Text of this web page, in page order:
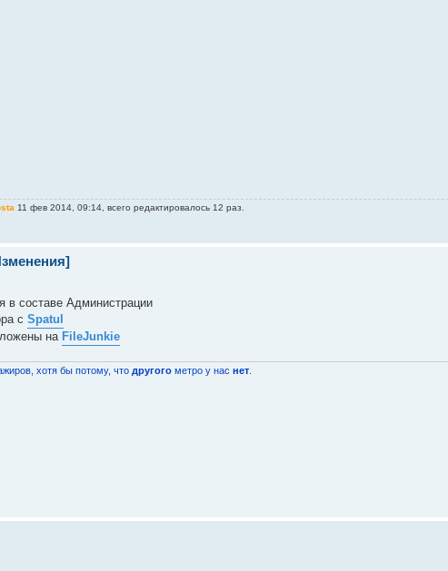
11 фев 2014, 09:14, всего редактировалось 12 раз.
в составе Администрации
с Spatul
на FileJunkie
хотя бы потому, что другого метро у нас нет